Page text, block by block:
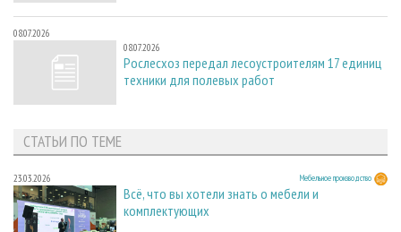
08.07.2026
08.07.2026
Рослесхоз передал лесоустроителям 17 единиц
техники для полевых работ
СТАТЬИ ПО ТЕМЕ
23.03.2026 Мебельное производство
Всё, что вы хотели знать о мебели и
комплектующих